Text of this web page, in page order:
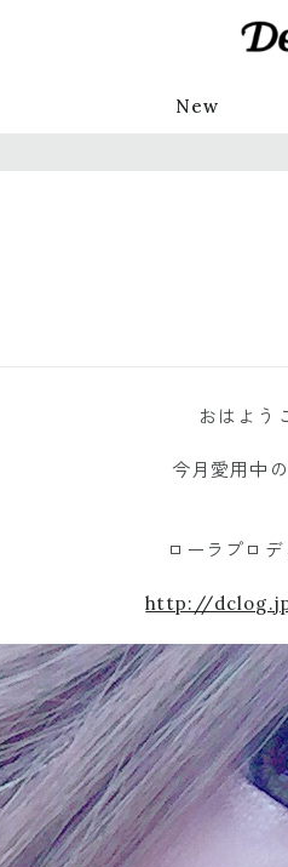
New
おはよう
今月愛用中
ローラプロ
http://